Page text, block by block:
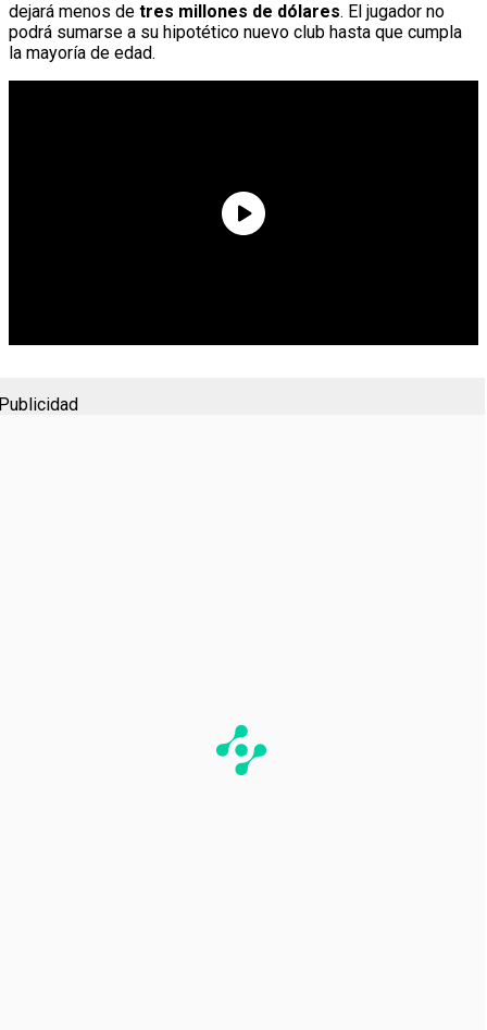
dejará menos de tres millones de dólares. El jugador no
podrá sumarse a su hipotético nuevo club hasta que cumpla
la mayoría de edad.